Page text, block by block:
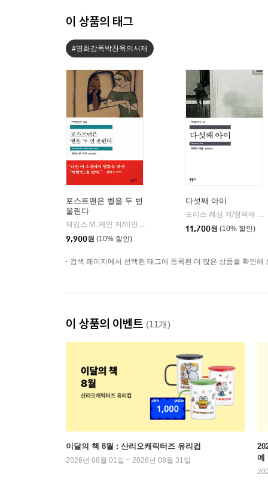
이 상품의 태그
#영화감독박찬욱의서재
포스트맨은 벨을 두 번
울린다
제임스 M. 케인 저/이만식 역
9,900원 (10% 할인)
다섯째 아이
도리스 레싱 저/정덕애 역
11,700원 (10% 할인)
검색 페이지에서 선택된 태그에 등록된 더 많은 상품을 확인해
이 상품의 이벤트 (11개)
이달의 책 8월 : 산리오캐릭터즈 유리컵
2026년 08월 01일 ~ 2026년 08월 31일
예